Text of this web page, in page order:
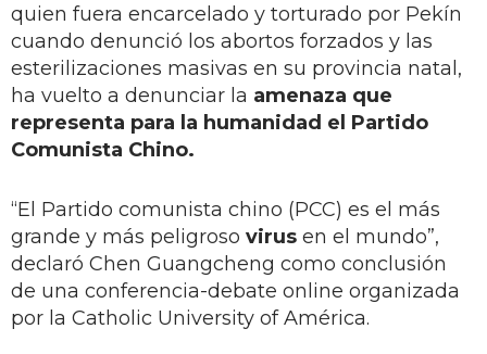
quien fuera encarcelado y torturado por Pekín
cuando denunció los abortos forzados y las
esterilizaciones masivas en su provincia natal,
ha vuelto a denunciar la amenaza que
representa para la humanidad el Partido
Comunista Chino.
“El Partido comunista chino (PCC) es el más
grande y más peligroso virus en el mundo”,
declaró Chen Guangcheng como conclusión
de una conferencia-debate online organizada
por la Catholic University of América.